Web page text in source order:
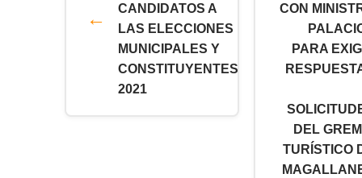
CANDIDATOS A
LAS ELECCIONES
MUNICIPALES Y
CONSTITUYENTES
2021
CON
PARA
DEL
TURÍSTICO